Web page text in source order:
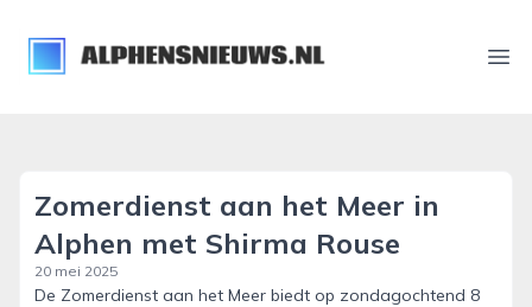
alphensnieuws.nl
Zomerdienst aan het Meer in
Alphen met Shirma Rouse
20 mei 2025
De Zomerdienst aan het Meer biedt op zondagochtend 8